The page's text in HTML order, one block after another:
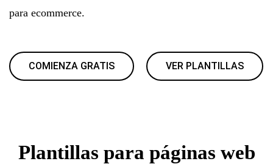
para ecommerce.
COMIENZA GRATIS VER PLANTILLAS
Plantillas para páginas web